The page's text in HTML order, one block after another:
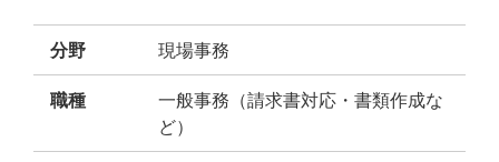
分野 現場事務
職種
一般事務（請求書対応・書類作成な
ど）